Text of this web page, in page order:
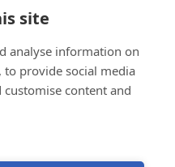
site
analyse information on
to provide social media
content and